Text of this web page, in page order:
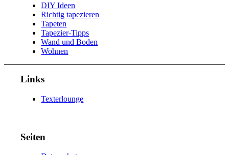
DIY Ideen
Richtig tapezieren
Tapeten
Tapezier-Tipps
Wand und Boden
Wohnen
Links
Texterlounge
Seiten